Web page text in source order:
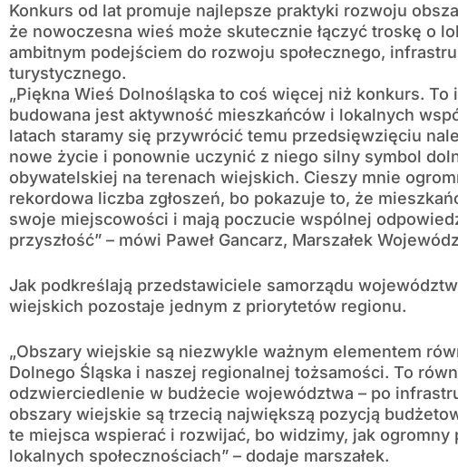
Konkurs od lat promuje najlepsze praktyki rozwoju
że nowoczesna wieś może skutecznie łączyć troskę o
ambitnym podejściem do rozwoju społecznego,
turystycznego.
„Piękna Wieś Dolnośląska to coś więcej niż konkurs. To
budowana jest aktywność mieszkańców i lokalnych
latach staramy się przywrócić temu przedsięwzięciu
nowe życie i ponownie uczynić z niego silny symbol
obywatelskiej na terenach wiejskich. Cieszy mnie
rekordowa liczba zgłoszeń, bo pokazuje to, że
swoje miejscowości i mają poczucie wspólnej
przyszłość” – mówi Paweł Gancarz, Marszałek
Jak podkreślają przedstawiciele samorządu
wiejskich pozostaje jednym z priorytetów regionu.
„Obszary wiejskie są niezwykle ważnym elementem
Dolnego Śląska i naszej regionalnej tożsamości. To
odzwierciedlenie w budżecie województwa – po
obszary wiejskie są trzecią największą pozycją
te miejsca wspierać i rozwijać, bo widzimy, jak ogromny
lokalnych społecznościach” – dodaje marszałek.